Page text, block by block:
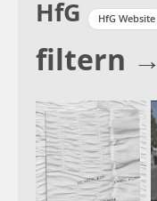
HfG
HfG Website
filtern →